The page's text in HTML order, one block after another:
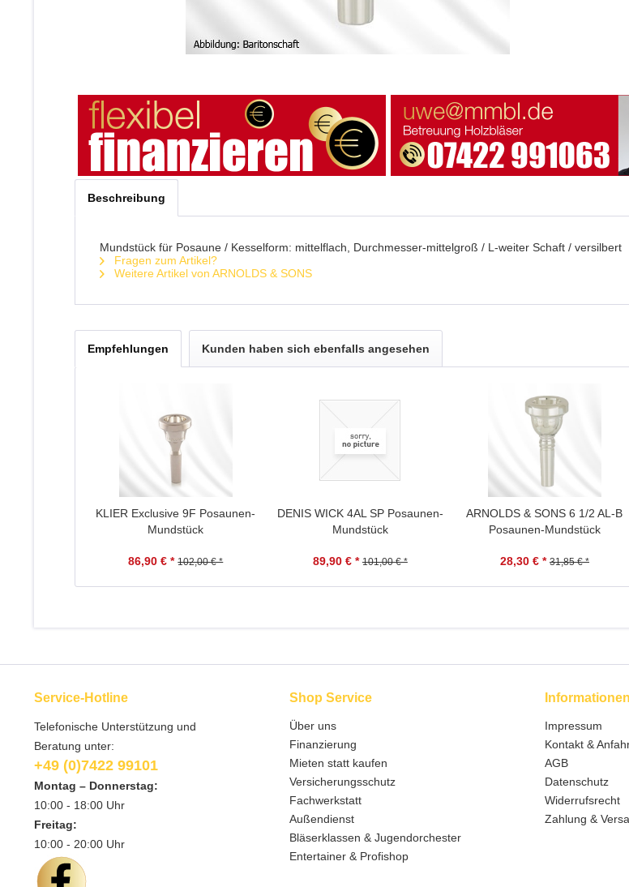
Beschreibung
Mundstück für Posaune / Kesselform: mittelflach, Durchmesser-mittelgroß / L-weiter Schaft / versilbert
Fragen zum Artikel?
Weitere Artikel von ARNOLDS & SONS
Empfehlungen Kunden haben sich ebenfalls angesehen
KLIER Exclusive 9F Posaunen-
Mundstück
86,90 € * 102,00 € *
DENIS WICK 4AL SP Posaunen-
Mundstück
89,90 € * 101,00 € *
ARNOLDS & SONS 6 1/2 AL-B
Posaunen-Mundstück
28,30 € * 31,85 € *
Service-Hotline
Telefonische Unterstützung und
Beratung unter:
+49 (0)7422 99101
Montag – Donnerstag:
10:00 - 18:00 Uhr
Freitag:
10:00 - 20:00 Uhr
Shop Service
Über uns
Finanzierung
Mieten statt kaufen
Versicherungsschutz
Fachwerkstatt
Außendienst
Bläserklassen & Jugendorchester
Entertainer & Profishop
Informationen
Impressum
Kontakt &
AGB
Datenschutz
Widerrufsrecht
Zahlung &